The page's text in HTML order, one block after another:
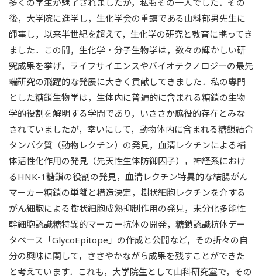
後，大学院に進学し，生化学会の重鎮である山科郁男先生に
師事し，以来半世紀を超えて，生化学の研究と教育に携ってき
ました．この間，生化学・分子生物学は，数々の輝かしい研
究成果を挙げ，ライフサイエンスやバイオテクノロジーの最先
端研究の飛躍的な発展に大きく貢献してきました．私の専門
とした糖鎖生物学は，生体内に普遍的に含まれる糖鎖の生物
学的役割を解明する学問であり，いささか脇役的存在とみな
されていましたが，幸いにして，動物体内に含まれる糖鎖結合
タンパク質（動物レクチン）の発見，血清レクチンによる補
体活性化作用の発見（先天性生体防御因子），神経系におけ
るHNK-1糖鎖の役割の発見，血清レクチン特異的な結腸がん
マーカー糖鎖の単離と構造決定，樹状細胞レクチンを介する
がん細胞による樹状細胞成熟抑制作用の発見，未分化多能性
幹細胞認識糖特異的マーカー抗体の開発，糖鎖認識抗体デー
タベース「GlycoEpitope」の作成と公開など，その折々の自
分の興味に関して，ささやかながら成果を残すことができた
と考えています．これも，大学院生として山科研究室で，その